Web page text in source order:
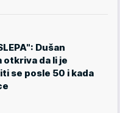
Dušan
otkriva da li je
se posle 50 i kada